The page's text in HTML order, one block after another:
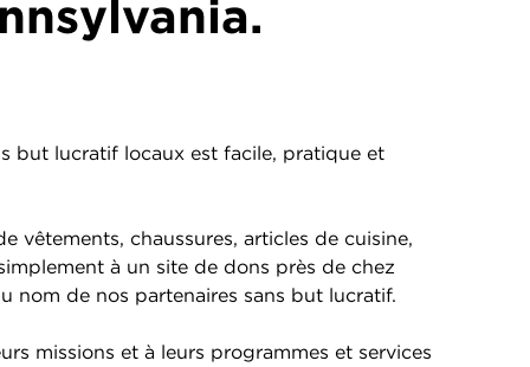
but lucratif locaux est facile, pratique et
vêtements, chaussures, articles de cuisine,
à un site de dons près de chez
nom de nos partenaires sans but lucratif.
missions et à leurs programmes et services